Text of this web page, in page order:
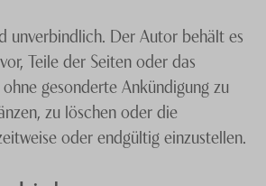
unverbindlich. Der Autor behält es
Teile der Seiten oder das
gesonderte Ankündigung zu
zu löschen oder die
oder endgültig einzustellen.